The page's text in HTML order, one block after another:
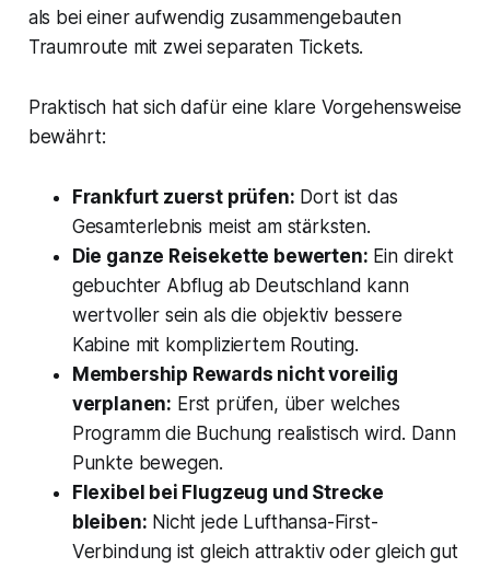
als bei einer aufwendig zusammengebauten
Traumroute mit zwei separaten Tickets.
Praktisch hat sich dafür eine klare Vorgehensweise
bewährt:
Frankfurt zuerst prüfen: Dort ist das
Gesamterlebnis meist am stärksten.
Die ganze Reisekette bewerten: Ein direkt
gebuchter Abflug ab Deutschland kann
wertvoller sein als die objektiv bessere
Kabine mit kompliziertem Routing.
Membership Rewards nicht voreilig
verplanen: Erst prüfen, über welches
Programm die Buchung realistisch wird. Dann
Punkte bewegen.
Flexibel bei Flugzeug und Strecke
bleiben: Nicht jede Lufthansa-First-
Verbindung ist gleich attraktiv oder gleich gut